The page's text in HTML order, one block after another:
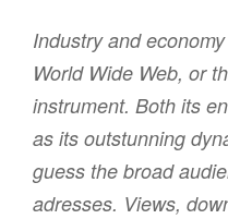
Industry and
World Wide Web, or
instrument. Both its
as its outstunning
guess the broad
adresses. Views,